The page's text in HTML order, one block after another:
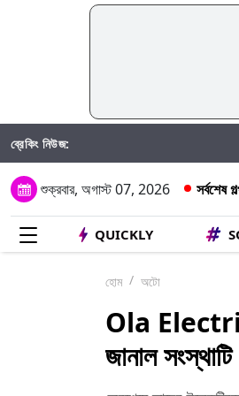
ব্রেকিং নিউজ:
শুক্রবার, অগাস্ট 07, 2026 সর্বশেষ
QUICKLY
হোম অটো
Ola Electric
জানাল সংস্থাটি